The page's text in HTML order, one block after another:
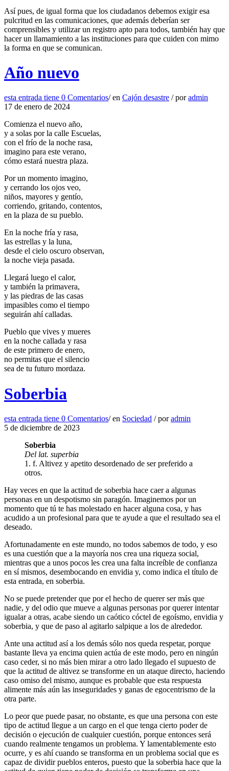
Así pues, de igual forma que los ciudadanos debemos exigir esa
pulcritud en las comunicaciones, que además deberían ser
comprensibles y utilizar un registro apto para todos, también hay que
hacer un llamamiento a las instituciones para que cuiden con mimo
la forma en que se comunican.
Año nuevo
esta entrada tiene 0 Comentarios/ en Cajón desastre / poradmin
17 de enero de 2024
Comienza el nuevo año,
y a solas por la calle Escuelas,
con el frío de la noche rasa,
imagino para este verano,
cómo estará nuestra plaza.
Por un momento imagino,
y cerrando los ojos veo,
niños, mayores y gentío,
corriendo, gritando, contentos,
en la plaza de su pueblo.
En la noche fría y rasa,
las estrellas y la luna,
desde el cielo oscuro observan,
la noche vieja pasada.
Llegará luego el calor,
y también la primavera,
y las piedras de las casas
impasibles como el tiempo
seguirán ahí calladas.
Pueblo que vives y mueres
en la noche callada y rasa
de este primero de enero,
no permitas que el silencio
sea de tu futuro mordaza.
Soberbia
esta entrada tiene 0 Comentarios/ en Sociedad / poradmin
5 de diciembre de 2023
Soberbia
Del lat. superbia
1. f. Altivez y apetito desordenado de ser preferido a
otros.
Hay veces en que la actitud de soberbia hace caer a algunas
personas en un despotismo sin paragón. Imaginemos por un
momento que tú te has molestado en hacer alguna cosa, y has
acudido a un profesional para que te ayude a que el resultado sea el
deseado.
Afortunadamente en este mundo, no todos sabemos de todo, y eso
es una cuestión que a la mayoría nos crea una riqueza social,
mientras que a unos pocos les crea una falta increíble de confianza
en sí mismos, desembocando en envidia y, como indica el título de
esta entrada, en soberbia.
No se puede pretender que por el hecho de querer ser más que
nadie, y del odio que mueve a algunas personas por querer intentar
igualar a otras, acabe siendo un caótico cóctel de egoísmo, envidia y
soberbia, y que de paso al agitarlo salpique a los de alrededor.
Ante una actitud así a los demás sólo nos queda respetar, porque
bastante lleva ya encima quien actúa de este modo, pero en ningún
caso ceder, si no más bien mirar a otro lado llegado el supuesto de
que la actitud de altivez se transforme en un ataque directo, haciendo
caso omiso del mismo, aunque es probable que esta respuesta
alimente más aún las inseguridades y ganas de egocentrismo de la
otra parte.
Lo peor que puede pasar, no obstante, es que una persona con este
tipo de actitud llegue a un cargo en el que tenga cierto poder de
decisión o ejecución de cualquier cuestión, porque entonces será
cuando realmente tengamos un problema. Y lamentablemente esto
ocurre, y es ahí cuando se transforma en un problema social que es
capaz de dividir pueblos enteros, puesto que la soberbia hace que la